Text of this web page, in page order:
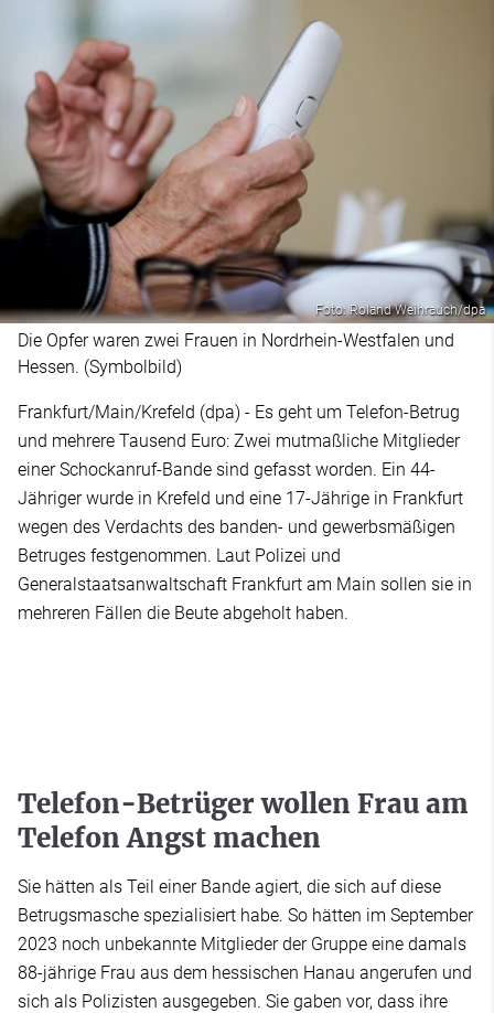
Foto: Roland Weihrauch/dpa
Die Opfer waren zwei Frauen in Nordrhein-Westfalen und
Hessen. (Symbolbild)
Frankfurt/Main/Krefeld (dpa) - Es geht um Telefon-Betrug
und mehrere Tausend Euro: Zwei mutmaßliche Mitglieder
einer Schockanruf-Bande sind gefasst worden. Ein 44-
Jähriger wurde in Krefeld und eine 17-Jährige in Frankfurt
wegen des Verdachts des banden- und gewerbsmäßigen
Betruges festgenommen. Laut Polizei und
Generalstaatsanwaltschaft Frankfurt am Main sollen sie in
mehreren Fällen die Beute abgeholt haben.
Telefon-Betrüger wollen Frau am
Telefon Angst machen
Sie hätten als Teil einer Bande agiert, die sich auf diese
Betrugsmasche spezialisiert habe. So hätten im September
2023 noch unbekannte Mitglieder der Gruppe eine damals
88-jährige Frau aus dem hessischen Hanau angerufen und
sich als Polizisten ausgegeben. Sie gaben vor, dass ihre